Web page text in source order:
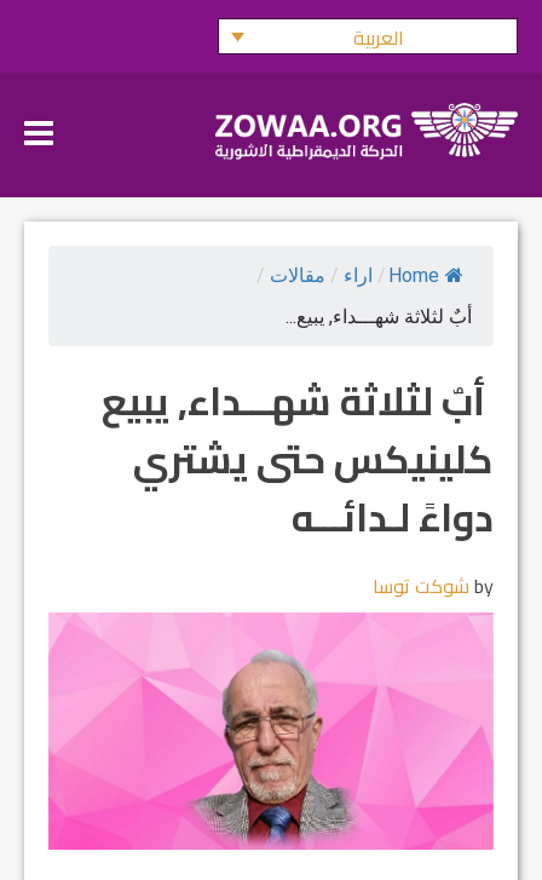
Skip
العربية
Home
/ اراء / مقالات /
أبٌ لثلاثة شهـــداء, يبيع...
أبٌ لثلاثة شهـــداء, يبيع
كلينيكس حتى يشتري
دواءً لـدائـــه
byشوكت توسا